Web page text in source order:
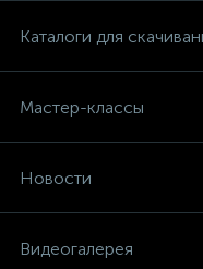
Каталоги для
Мастер-классы
Новости
Видеогалерея